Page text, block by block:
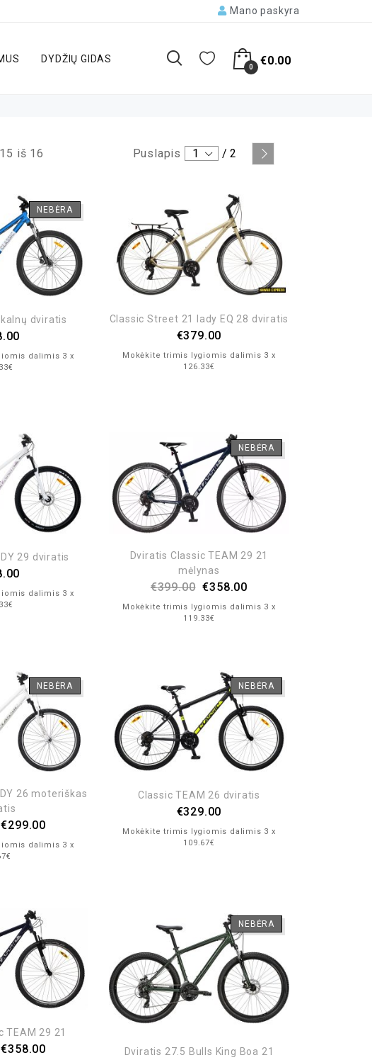
Mano paskyra
DYDŽIŲ GIDAS
0 €0.00
iš 16 Puslapis 1 / 2
NEBĖRA
dviratis
dalimis 3 x
Classic Street 21 lady EQ 28 dviratis
€379.00
Mokėkite trimis lygiomis dalimis 3 x
126.33€
29 dviratis
dalimis 3 x
NEBĖRA
Dviratis Classic TEAM 29 21
mėlynas
€399.00 €358.00
Mokėkite trimis lygiomis dalimis 3 x
119.33€
NEBĖRA
26 moteriškas
€299.00
dalimis 3 x
NEBĖRA
Classic TEAM 26 dviratis
€329.00
Mokėkite trimis lygiomis dalimis 3 x
109.67€
TEAM 29 21
€358.00
NEBĖRA
Dviratis 27.5 Bulls King Boa 21